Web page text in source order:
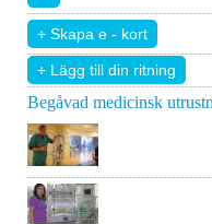
+ Lägg till din ritning
Begåvad medicinsk